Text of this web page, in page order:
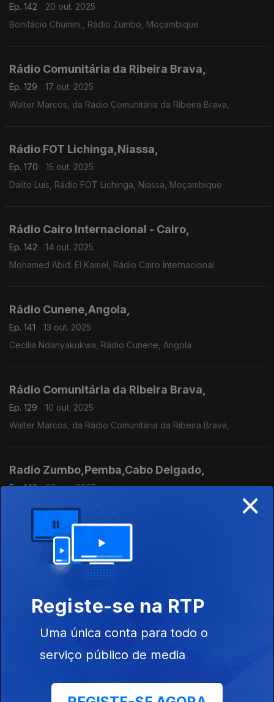
Ep. 142
20 out. 2025
Bonifácio Chumini., Rádio Zumbo, Moçambique
Rádio Comunitária da Ribeira Brava,
Ep. 129
17 out. 2025
Walter Marcos, da Rádio Comunitária da Ribeira Brava,
Rádio FOT Lichinga,Niassa,
Ep. 170
15 out. 2025
Dalito Luís, Rádio FOT Lichinga, Niassa, Moçambique
Rádio Cairo Internacional - Cairo,
Ep. 142
14 out. 2025
Mohamed Abid. El Kamel, Rádio Cairo Internacional
Rádio Cunene,Angola,
Ep. 141
13 out. 2025
Cecília Ndanyakukwa, Rádio Cunene, Angola
Rádio Comunitária da Ribeira Brava,
Ep. 129
10 out. 2025
Walter Marcos, da Rádio Comunitária da Ribeira Brava,
Radio Zumbo,Pemba,Cabo Delgado,
Ep. 142
09 out. 2025
Bonifácio Chumini., Rádio Zumbo, Moçambique
Radio Alfa - Paris,
07 out. 2025
Rádio Cairo Internacional - Cairo,
×
Registe-se na RTP
Uma única conta para todo o
serviço público de media